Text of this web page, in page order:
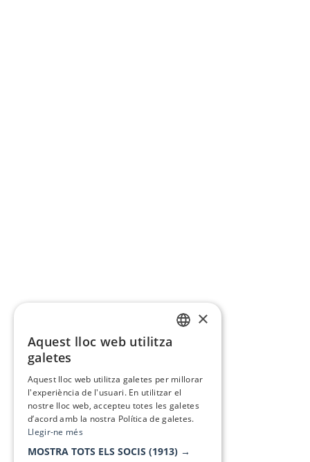
×
Aquest lloc web utilitza
galetes
Aquest lloc web utilitza galetes per millorar
l'experiència de l'usuari. En utilitzar el
nostre lloc web, accepteu totes les galetes
d’acord amb la nostra Política de galetes.
Llegir-ne més
MOSTRA TOTS ELS SOCIS (1913) →